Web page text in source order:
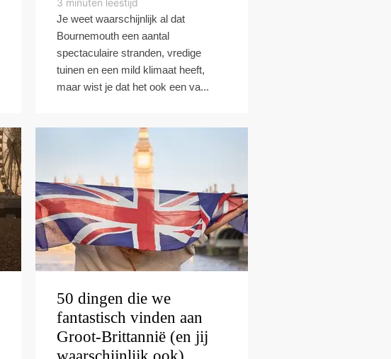
3 minuten leestijd
Je weet waarschijnlijk al dat
Bournemouth een aantal
spectaculaire stranden, vredige
tuinen en een mild klimaat heeft,
maar wist je dat het ook een va...
50 dingen die we
fantastisch vinden aan
Groot-Brittannië (en jij